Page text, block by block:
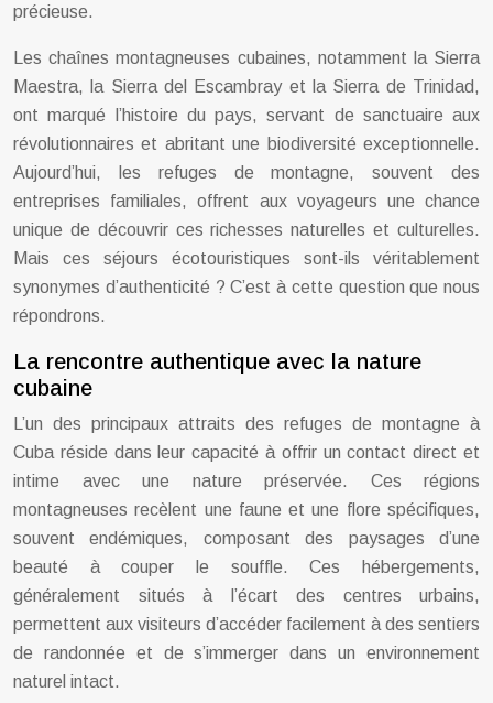
précieuse.
Les chaînes montagneuses cubaines, notamment la Sierra
Maestra, la Sierra del Escambray et la Sierra de Trinidad,
ont marqué l’histoire du pays, servant de sanctuaire aux
révolutionnaires et abritant une biodiversité exceptionnelle.
Aujourd’hui, les refuges de montagne, souvent des
entreprises familiales, offrent aux voyageurs une chance
unique de découvrir ces richesses naturelles et culturelles.
Mais ces séjours écotouristiques sont-ils véritablement
synonymes d’authenticité ? C’est à cette question que nous
répondrons.
La rencontre authentique avec la nature
cubaine
L’un des principaux attraits des refuges de montagne à
Cuba réside dans leur capacité à offrir un contact direct et
intime avec une nature préservée. Ces régions
montagneuses recèlent une faune et une flore spécifiques,
souvent endémiques, composant des paysages d’une
beauté à couper le souffle. Ces hébergements,
généralement situés à l’écart des centres urbains,
permettent aux visiteurs d’accéder facilement à des sentiers
de randonnée et de s’immerger dans un environnement
naturel intact.